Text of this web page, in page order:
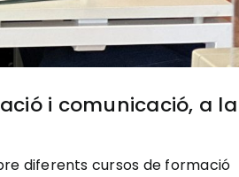
i comunicació, a la
diferents cursos de formació